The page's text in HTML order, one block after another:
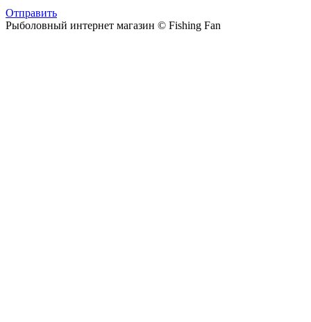
Отправить
Рыболовный интернет магазин © Fishing Fan